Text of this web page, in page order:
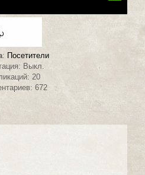
: Посетители
Выкл.
20
672